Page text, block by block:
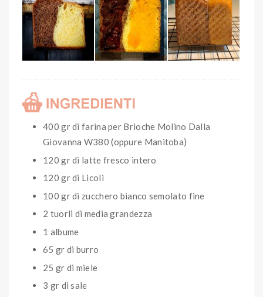
400 gr di farina per Brioche Molino Dalla
Giovanna W380 (oppure Manitoba)
120 gr di latte fresco intero
120 gr di Licoli
100 gr di zucchero bianco semolato fine
2 tuorli di media grandezza
1 albume
65 gr di burro
25 gr di miele
3 gr di sale